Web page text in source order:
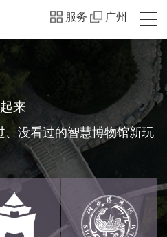
服务 广州
来
、没看过的智慧博物馆新玩